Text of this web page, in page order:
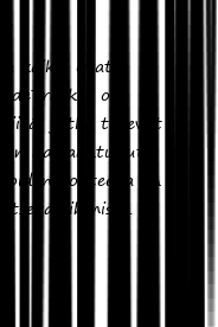
kaikki ovat
on
jotka tekevät
harjaantunut
kohteena on
ihmiset.